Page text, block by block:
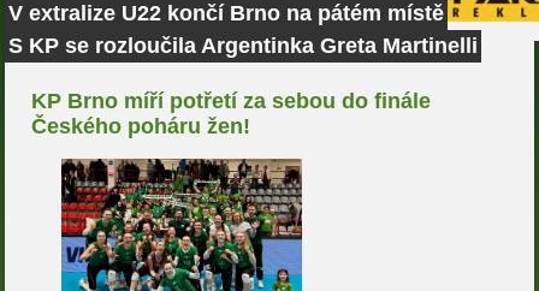
V extralize U22 končí Brno na pátém místě
S KP se rozloučila Argentinka Greta Martinelli
KP Brno míří potřetí za sebou do finále
Českého poháru žen!